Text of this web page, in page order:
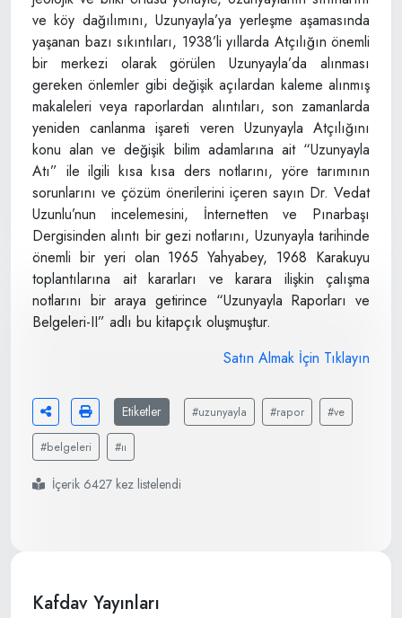
ve köy dağılımını, Uzunyayla’ya yerleşme aşamasında
yaşanan bazı sıkıntıları, 1938’li yıllarda Atçılığın önemli
bir merkezi olarak görülen Uzunyayla’da alınması
gereken önlemler gibi değişik açılardan kaleme alınmış
makaleleri veya raporlardan alıntıları, son zamanlarda
yeniden canlanma işareti veren Uzunyayla Atçılığını
konu alan ve değişik bilim adamlarına ait “Uzunyayla
Atı” ile ilgili kısa kısa ders notlarını, yöre tarımının
sorunlarını ve çözüm önerilerini içeren sayın Dr. Vedat
Uzunlu’nun incelemesini, İnternetten ve Pınarbaşı
Dergisinden alıntı bir gezi notlarını, Uzunyayla tarihinde
önemli bir yeri olan 1965 Yahyabey, 1968 Karakuyu
toplantılarına ait kararları ve karara ilişkin çalışma
notlarını bir araya getirince “Uzunyayla Raporları ve
Belgeleri-II” adlı bu kitapçık oluşmuştur.
Satın Almak İçin Tıklayın
Etiketler #uzunyayla #rapor #ve
#belgeleri #ıı
İçerik 6427 kez listelendi
Kafdav Yayınları